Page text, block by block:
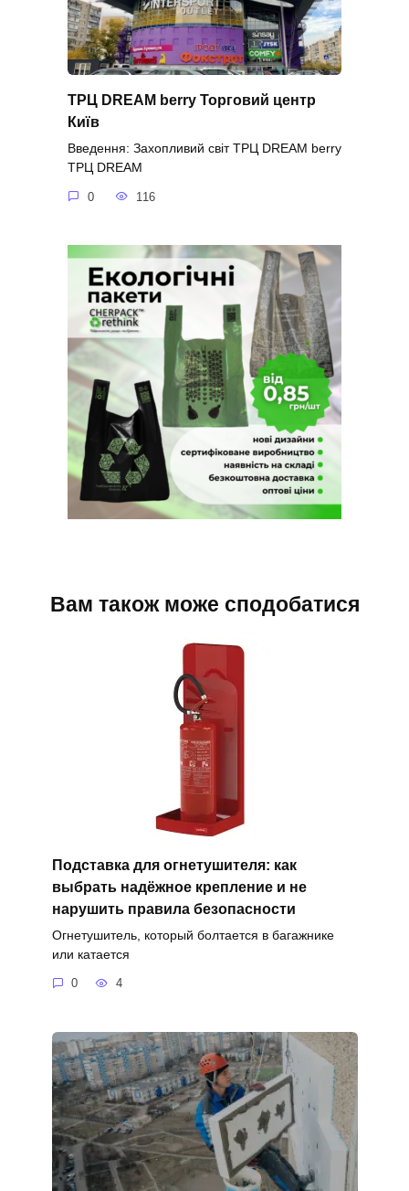
ТРЦ DREAM berry Торговий центр
Київ
Введення: Захопливий світ ТРЦ DREAM berry
ТРЦ DREAM
0 116
Вам також може сподобатися
Подставка для огнетушителя: как
выбрать надёжное крепление и не
нарушить правила безопасности
Огнетушитель, который болтается в багажнике
или катается
0 4